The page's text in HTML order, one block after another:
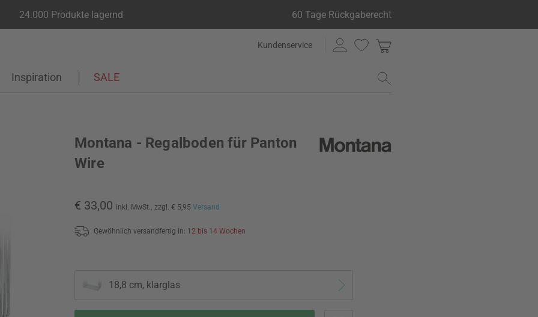
24.000 Produkte lagernd 60 Tage Rückgaberecht
Kundenservice
Inspiration SALE
Montana - Regalboden für Panton
Wire
€ 33,00 inkl. MwSt., zzgl. € 5,95 Versand
Gewöhnlich versandfertig in: 12 bis 14 Wochen
18,8 cm, klarglas